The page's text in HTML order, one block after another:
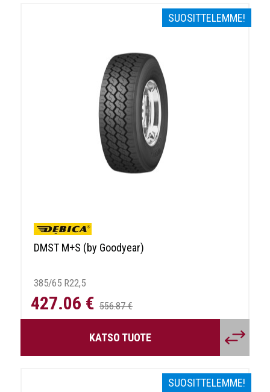
SUOSITTELEMME!
DMST M+S (by Goodyear)
385/65 R22,5
427.06 € 556.87 €
KATSO TUOTE
SUOSITTELEMME!